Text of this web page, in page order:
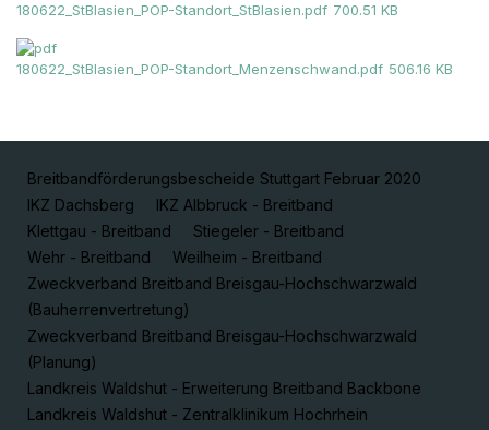
180622_StBlasien_POP-Standort_StBlasien.pdf 700.51 KB
180622_StBlasien_POP-Standort_Menzenschwand.pdf 506.16 KB
Breitbandförderungsbescheide Stuttgart Februar 2020
IKZ Dachsberg
IKZ Albbruck - Breitband
Klettgau - Breitband
Stiegeler - Breitband
Wehr - Breitband
Weilheim - Breitband
Zweckverband Breitband Breisgau-Hochschwarzwald
(Bauherrenvertretung)
Zweckverband Breitband Breisgau-Hochschwarzwald
(Planung)
Landkreis Waldshut - Erweiterung Breitband Backbone
Landkreis Waldshut - Zentralklinikum Hochrhein